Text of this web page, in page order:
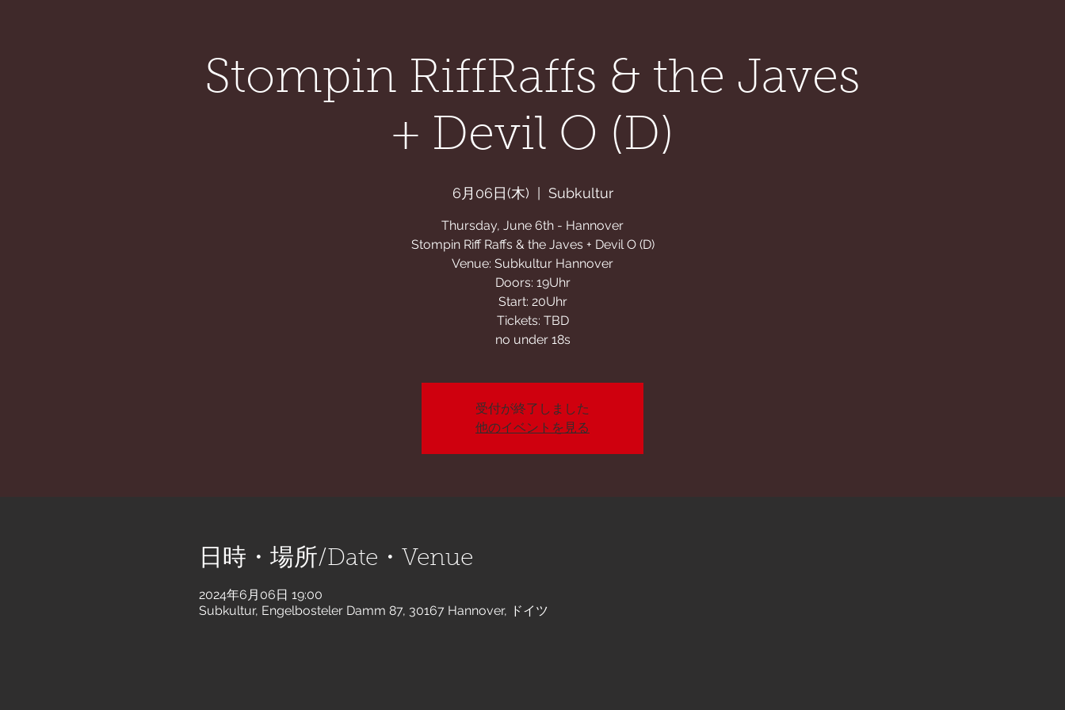
SHOW DATES DISCOGRAPHY News STORE CONTACT ABOUT
Stompin RiffRaffs & the Javes
+ Devil O (D)
6月06日(木) Subkultur
Thursday, June 6th - Hannover
Stompin Riff Raffs & the Javes + Devil O (D)
Venue: Subkultur Hannover
Doors: 19Uhr
Start: 20Uhr
Tickets: TBD
no under 18s
受付が終了しました
他のイベントを見る
日時・場所/Date・Venue
2024年6月06日 19:00
Subkultur, Engelbosteler Damm 87, 30167 Hannover, ドイツ